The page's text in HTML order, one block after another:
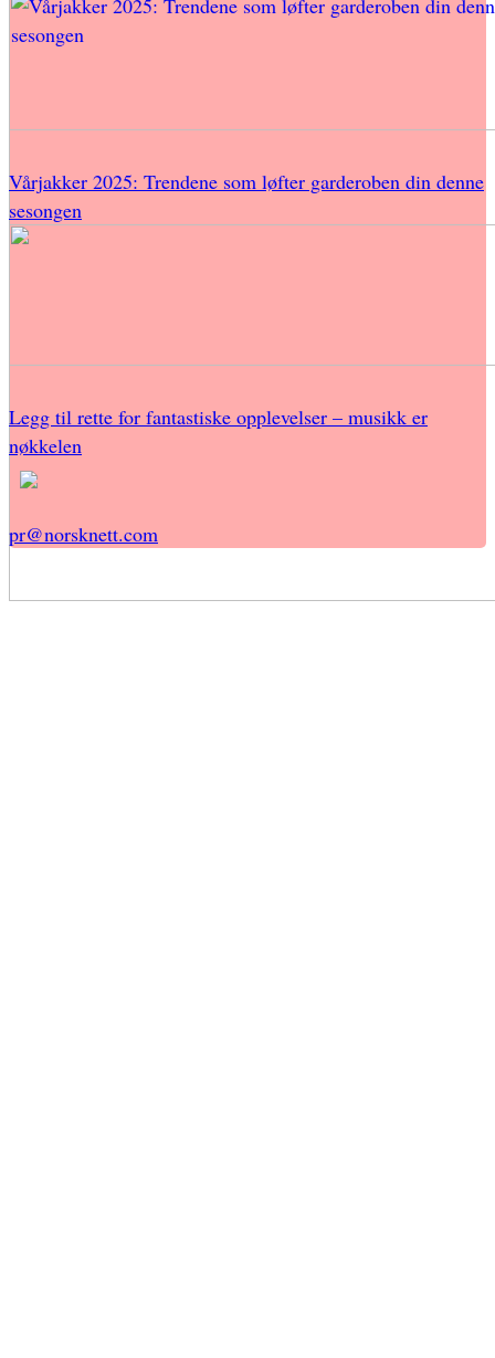
Vårjakker 2025: Trendene som løfter garderoben din denne
sesongen
Legg til rette for fantastiske opplevelser – musikk er
nøkkelen
pr@norsknett.com